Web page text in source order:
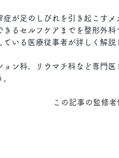
症が足のしびれを引き起こす
きるセルフケアまでを整形外科
ている医療従事者が詳しく解説
ョン科、リウマチ科など専門
この記事の監修者